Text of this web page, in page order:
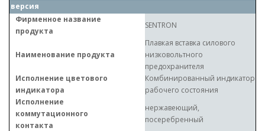
версия
Фирменное название
продукта
SENTRON
Наименование продукта
Плавкая вставка силового
низковольтного
предохранителя
Исполнение цветового
индикатора
Комбинированный индикатор
рабочего состояния
Исполнение
коммутационного
контакта
нержавеющий,
посеребренный